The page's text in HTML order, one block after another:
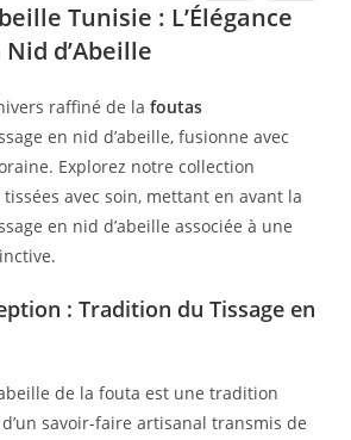
Tunisie : L’Élégance
d’Abeille
raffiné de lafoutas
en nid d’abeille, fusionne avec
Explorez notre collection
avec soin, mettant en avant la
en nid d’abeille associée à une
: Tradition du Tissage en
de la fouta est une tradition
savoir-faire artisanal transmis de